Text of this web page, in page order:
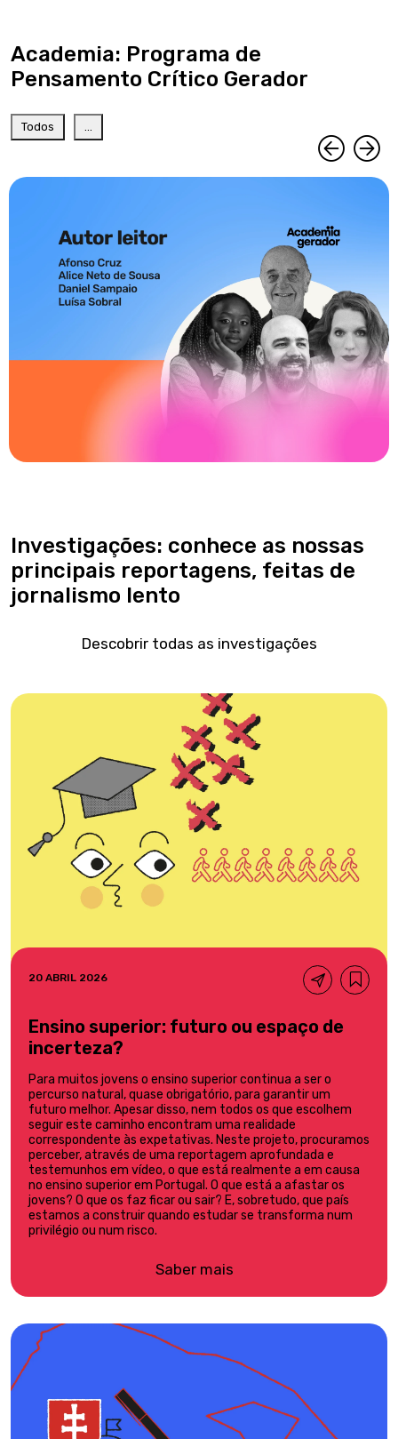
Academia: Programa de
Pensamento Crítico Gerador
Todos
Investigações: conhece as nossas
principais reportagens, feitas de
jornalismo lento
Descobrir todas as investigações
20 ABRIL 2026
Ensino superior: futuro ou espaço de
incerteza?
Para muitos jovens o ensino superior continua a ser o
percurso natural, quase obrigatório, para garantir um
futuro melhor. Apesar disso, nem todos os que escolhem
seguir este caminho encontram uma realidade
correspondente às expetativas. Neste projeto, procuramos
perceber, através de uma reportagem aprofundada e
testemunhos em vídeo, o que está realmente a em causa
no ensino superior em Portugal. O que está a afastar os
jovens? O que os faz ficar ou sair? E, sobretudo, que país
estamos a construir quando estudar se transforma num
privilégio ou num risco.
Saber mais